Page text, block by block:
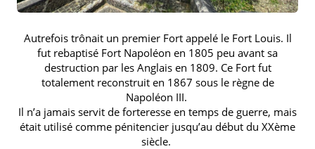
Autrefois trônait un premier Fort appelé le Fort Louis. Il
fut rebaptisé Fort Napoléon en 1805 peu avant sa
destruction par les Anglais en 1809. Ce Fort fut
totalement reconstruit en 1867 sous le règne de
Napoléon III.
Il n’a jamais servit de forteresse en temps de guerre, mais
était utilisé comme pénitencier jusqu’au début du XXème
siècle.